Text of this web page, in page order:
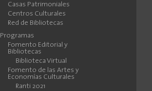
Casas Patrimoniales
Centros Culturales
Red de Bibliotecas
Programas
Fomento Editorial y
Bibliotecas
Biblioteca Virtual
Fomento de las Artes y
Economías Culturales
Ranti 2021